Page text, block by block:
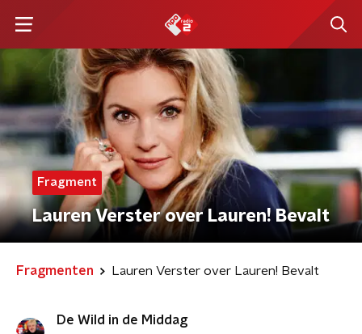
Fragment
Lauren Verster over Lauren! Bevalt
Fragmenten Lauren Verster over Lauren! Bevalt
De Wild in de Middag